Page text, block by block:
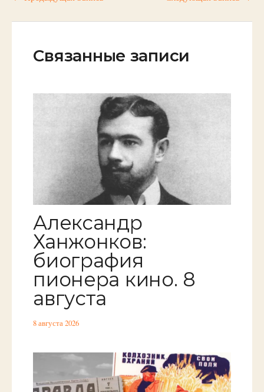
Связанные записи
Александр
Ханжонков:
биография
пионера кино. 8
августа
8 августа 2026